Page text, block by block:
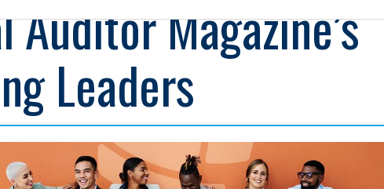
Auditor Magazine’s
Leaders